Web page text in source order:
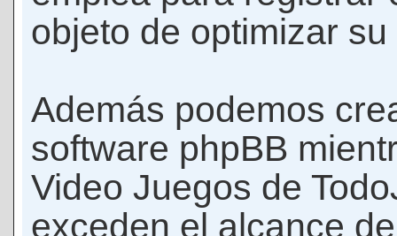
objeto de optimizar
Además podemos
software phpBB
Video Juegos de
exceden el alcance